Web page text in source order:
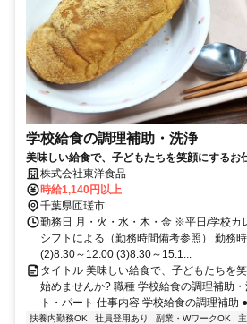
学校給食の調理補助・洗浄
美味しい給食で、子どもたちを笑顔にするお
か?株式会社東洋食品
時給1,140円以上
千葉県匝瑳市
勤務日 月・火・水・木・金 ※平日/学校カ
シフトによる（勤務時間備考参照） 勤務
(2)8:30～12:00 (3)8:30～15:1...
タイトル 美味しい給食で、子どもたちを
始めませんか? 職種 学校給食の調理補助
ト・パート 仕事内容 学校給食の調理補助
扶養内勤務OK 社員登用あり 副業・WワークOK